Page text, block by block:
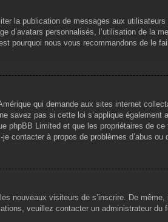
la publication de messages aux
personnalisés, l’utilisation de la
pourquoi nous vous recommandons de le
qui demande aux sites internet
savez pas si cette loi s’applique
Limited et que les propriétaires de
à propos de problèmes d’abus ou
nouveaux visiteurs de s’inscrire. De
veuillez contacter un administrateur du